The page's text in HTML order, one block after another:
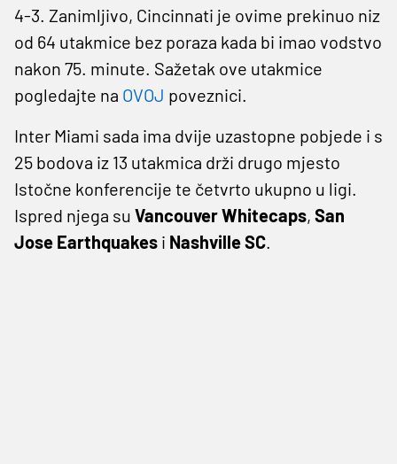
4-3. Zanimljivo, Cincinnati je ovime prekinuo niz
od 64 utakmice bez poraza kada bi imao vodstvo
nakon 75. minute. Sažetak ove utakmice
pogledajte na OVOJ poveznici.
Inter Miami sada ima dvije uzastopne pobjede i s
25 bodova iz 13 utakmica drži drugo mjesto
Istočne konferencije te četvrto ukupno u ligi.
Ispred njega su Vancouver Whitecaps, San
Jose Earthquakes i Nashville SC.